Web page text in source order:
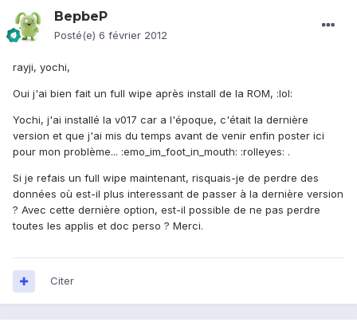
BepbeP
Posté(e) 6 février 2012
rayji, yochi,
Oui j'ai bien fait un full wipe après install de la ROM, :lol:
Yochi, j'ai installé la v017 car a l'époque, c'était la dernière
version et que j'ai mis du temps avant de venir enfin poster ici
pour mon problème... :emo_im_foot_in_mouth: :rolleyes: .
Si je refais un full wipe maintenant, risquais-je de perdre des
données où est-il plus interessant de passer à la dernière version
? Avec cette dernière option, est-il possible de ne pas perdre
toutes les applis et doc perso ? Merci.
Citer